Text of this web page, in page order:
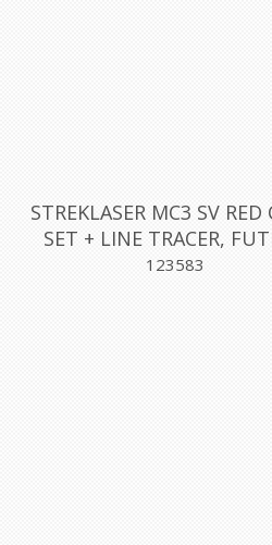
STREKLASER MC3 SV RED
SET + LINE TRACER,
123583